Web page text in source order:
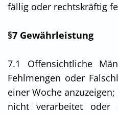
fällig oder rechtskräftig
§7 Gewährleistung
7.1 Offensichtliche
Fehlmengen oder
einer Woche
nicht verarbeitet oder